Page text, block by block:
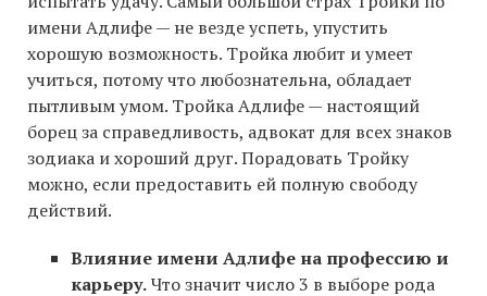
имени Адлифе — не везде успеть, упустить
хорошую возможность. Тройка любит и умеет
учиться, потому что любознательна, обладает
пытливым умом. Тройка Адлифе — настоящий
борец за справедливость, адвокат для всех знаков
зодиака и хороший друг. Порадовать Тройку
можно, если предоставить ей полную свободу
действий.
Влияние имени Адлифе на профессию и
карьеру.Что значит число 3 в выборе рода